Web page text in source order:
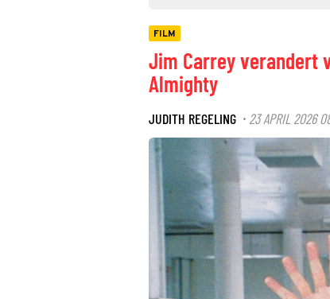
FILM
Jim Carrey verandert
Almighty
JUDITH REGELING · 23 APRIL 2026